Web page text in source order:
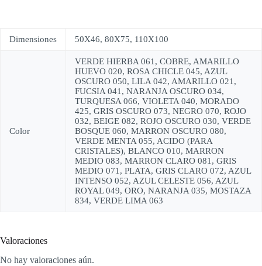
Dimensiones 50X46, 80X75, 110X100
Color
VERDE HIERBA 061, COBRE, AMARILLO
HUEVO 020, ROSA CHICLE 045, AZUL
OSCURO 050, LILA 042, AMARILLO 021,
FUCSIA 041, NARANJA OSCURO 034,
TURQUESA 066, VIOLETA 040, MORADO
425, GRIS OSCURO 073, NEGRO 070, ROJO
032, BEIGE 082, ROJO OSCURO 030, VERDE
BOSQUE 060, MARRON OSCURO 080,
VERDE MENTA 055, ACIDO (PARA
CRISTALES), BLANCO 010, MARRON
MEDIO 083, MARRON CLARO 081, GRIS
MEDIO 071, PLATA, GRIS CLARO 072, AZUL
INTENSO 052, AZUL CELESTE 056, AZUL
ROYAL 049, ORO, NARANJA 035, MOSTAZA
834, VERDE LIMA 063
Valoraciones
No hay valoraciones aún.